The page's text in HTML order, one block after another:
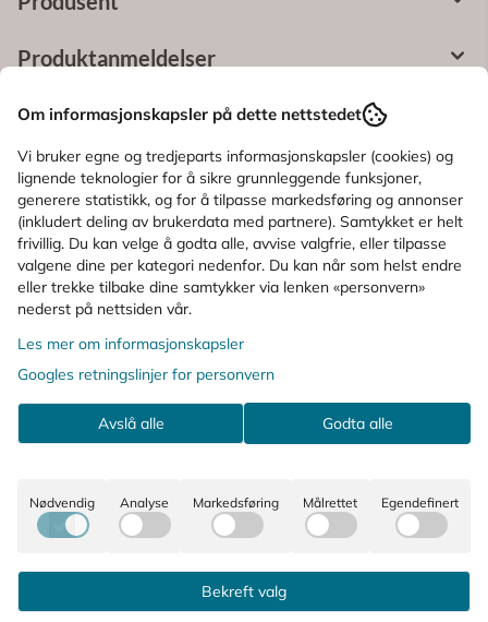
Produktanmeldelser
Spørsmål og svar
Bruksområde
Ingredienser
KUNDER SOM SÅ PÅ DETTE SÅ OGSÅ
PÅ
Om informasjonskapsler på dette nettstedet
Vi bruker egne og tredjeparts informasjonskapsler (cookies) og
lignende teknologier for å sikre grunnleggende funksjoner,
generere statistikk, og for å tilpasse markedsføring og annonser
(inkludert deling av brukerdata med partnere). Samtykket er helt
frivillig. Du kan velge å godta alle, avvise valgfrie, eller tilpasse
valgene dine per kategori nedenfor. Du kan når som helst endre
eller trekke tilbake dine samtykker via lenken «personvern»
nederst på nettsiden vår.
Les mer om informasjonskapsler
Googles retningslinjer for personvern
Avslå alle Godta alle
Nødvendig Analyse Markedsføring Målrettet Egendefinert
Bekreft valg